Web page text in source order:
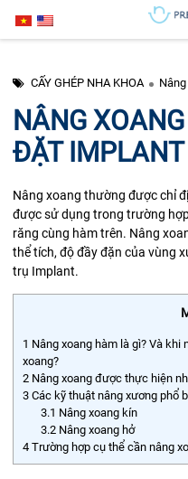
CẤY GHÉP NHA KHOA
NÂNG
ĐẶT
Nâng xoang thường được chỉ
được sử dụng trong trường
răng cùng hàm trên. Nâng
thể tích, độ đầy đặn của vùng
trụ Implant.
1 Nâng xoang hàm là gì? Và
xoang?
2 Nâng xoang được thực hiện
3 Các kỹ thuật nâng xương phổ
3.1 Nâng xoang kín
3.2Nâng xoang hở
4 Trường hợp cụ thể cần nâng